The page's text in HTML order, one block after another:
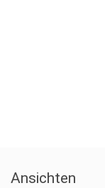
Ansichten